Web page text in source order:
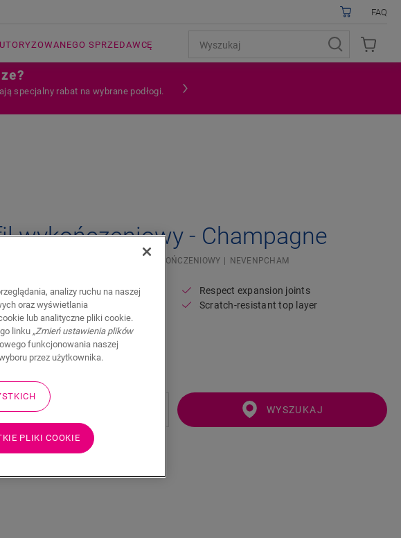
SPRZEDAWCĘ
FAQ
specjalny rabat na wybrane podłogi.
wykończeniowy - Champagne
PROFIL WYKOŃCZENIOWY NEVENPCHAM
finish
vinyl floor
Respect expansion joints
Scratch-resistant top layer
PLN/m
cena brutto
WYSZUKAJ
analizy ruchu na naszej
oraz wyświetlania
lub analityczne pliki cookie.
linku „Zmień ustawienia plików
funkcjonowania naszej
przez użytkownika.
PLIKI COOKIE